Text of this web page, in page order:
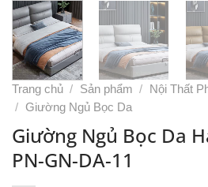
Trang chủ / Sản phẩm / Nội Thất
/ Giường Ngủ Bọc Da
Giường Ngủ Bọc Da
PN-GN-DA-11